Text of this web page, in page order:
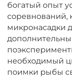
богатый опыт
соревнований,
микронасадки
необходимый
поимки рыбы